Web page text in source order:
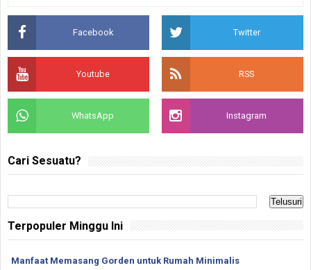
Facebook Twitter
Youtube RSS
WhatsApp Instagram
Cari Sesuatu?
Terpopuler Minggu Ini
Manfaat Memasang Gorden untuk Rumah Minimalis